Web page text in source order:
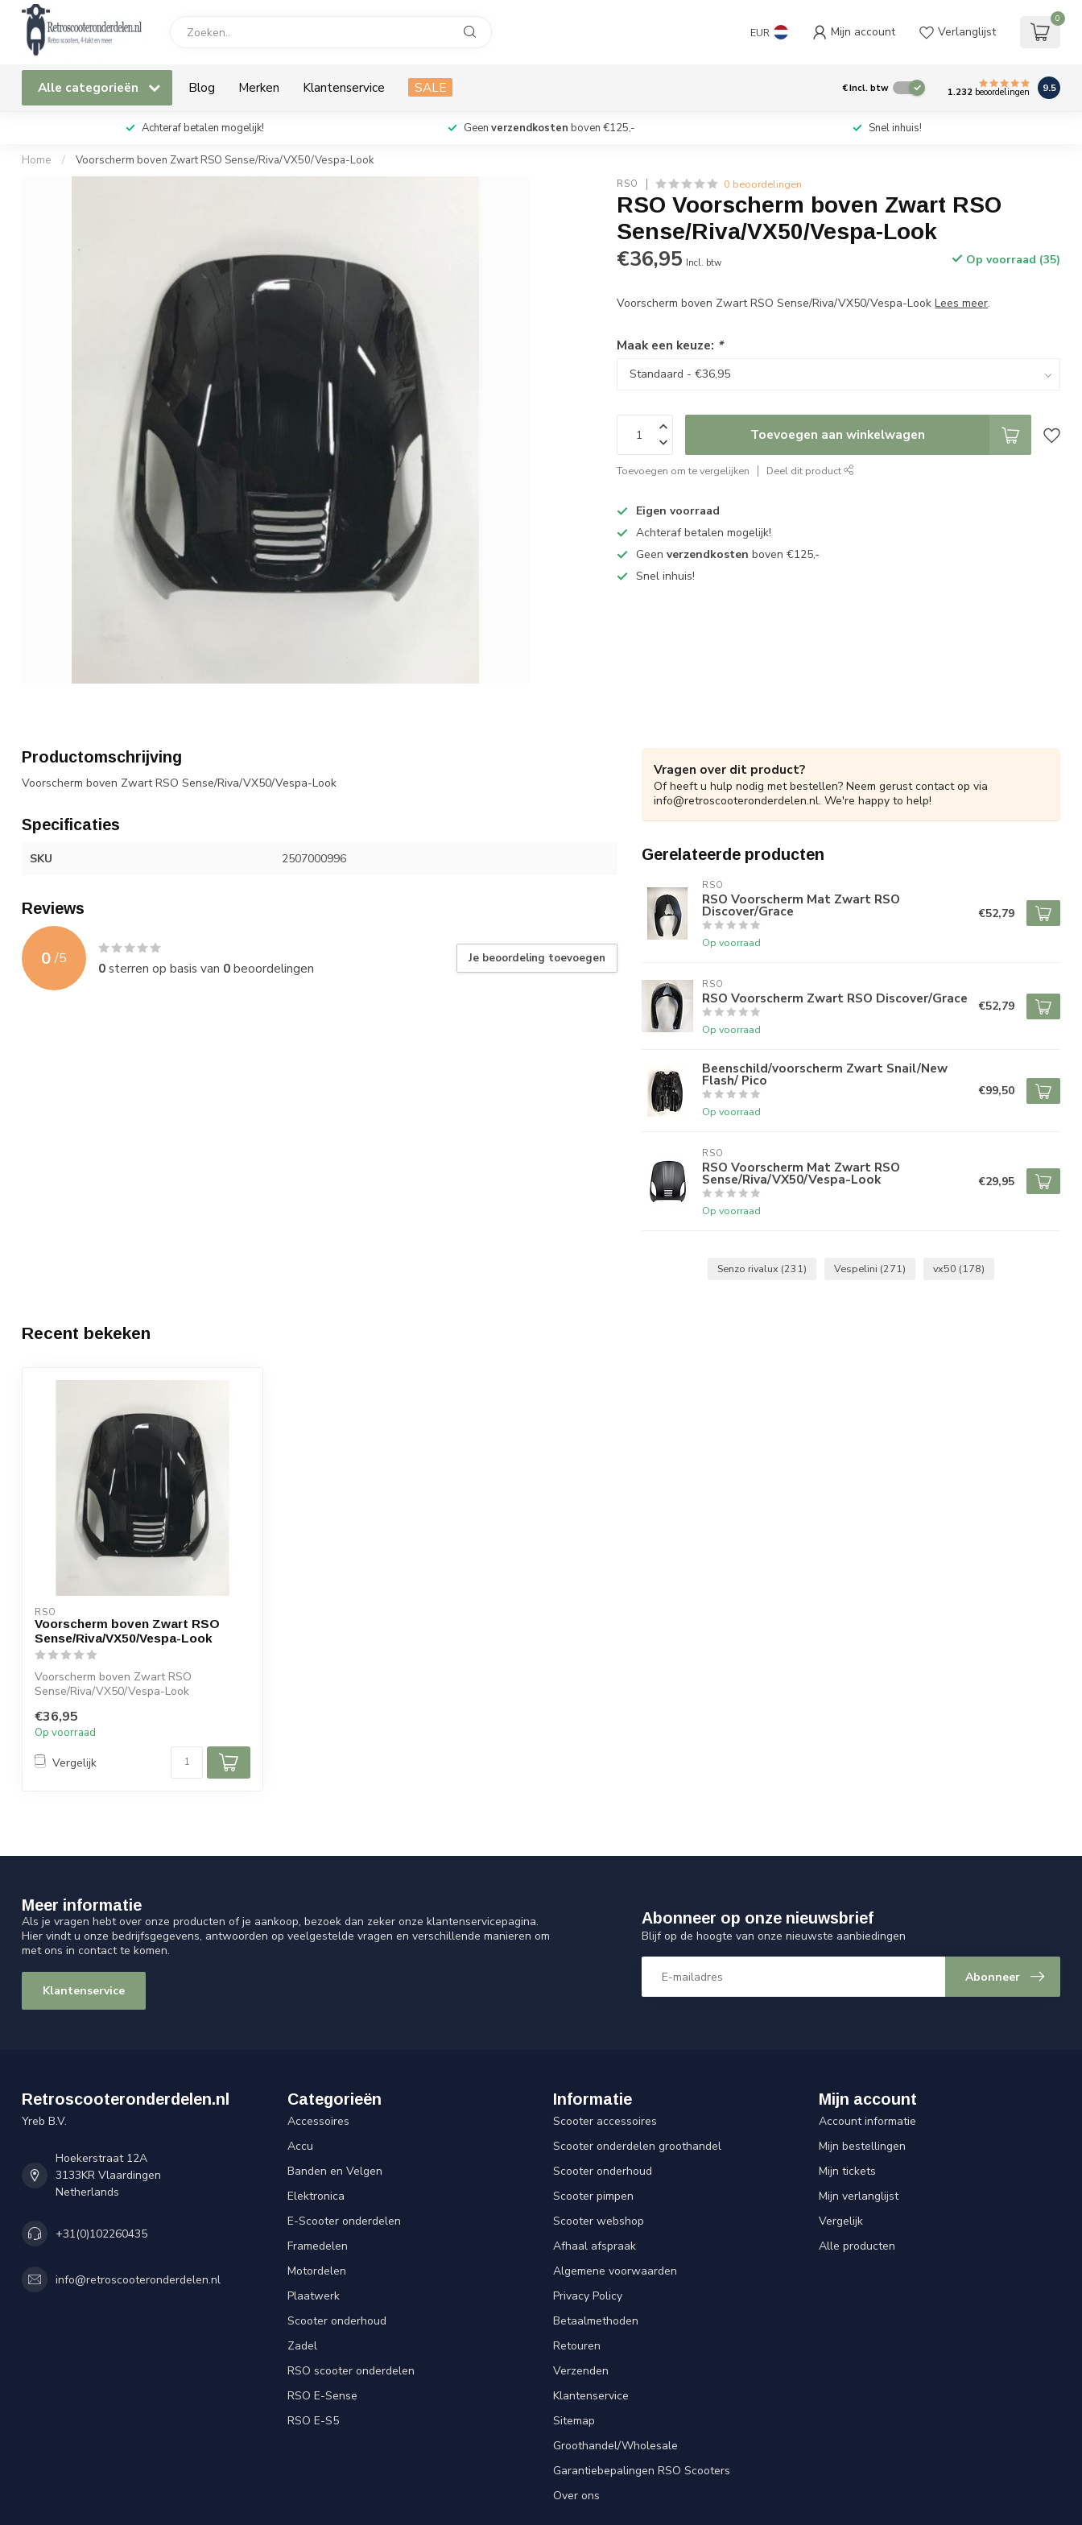
EUR Mijn account Verlanglijst
0
Alle categorieën Blog Merken Klantenservice SALE €Incl. btw 1.232 beoordelingen 9.5
Achteraf betalen mogelijk! Geen verzendkosten boven €125,- Snel inhuis!
Home / Voorscherm boven Zwart RSO Sense/Riva/VX50/Vespa-Look
RSO 0 beoordelingen
RSO Voorscherm boven Zwart RSO
Sense/Riva/VX50/Vespa-Look
€36,95 Incl. btw Op voorraad (35)
Voorscherm boven Zwart RSO Sense/Riva/VX50/Vespa-LookLees meer.
Maak een keuze: *
Toevoegen aan winkelwagen
Toevoegen om te vergelijken Deel dit product
Eigen voorraad
Achteraf betalen mogelijk!
Geenverzendkosten boven €125,-
Snel inhuis!
Productomschrijving
Voorscherm boven Zwart RSO Sense/Riva/VX50/Vespa-Look
Specificaties
SKU 2507000996
Reviews
0 /5
0sterren op basis van 0beoordelingen
Je beoordeling toevoegen
Vragen over dit product?
Of heeft u hulp nodig met bestellen? Neem gerust contact op via
info@retroscooteronderdelen.nl. We're happy to help!
Gerelateerde producten
RSO
RSO Voorscherm Mat Zwart RSO
Discover/Grace
Op voorraad
€52,79
RSO
RSO Voorscherm Zwart RSO Discover/Grace
Op voorraad
€52,79
Beenschild/voorscherm Zwart Snail/New
Flash/ Pico
Op voorraad
€99,50
RSO
RSO Voorscherm Mat Zwart RSO
Sense/Riva/VX50/Vespa-Look
Op voorraad
€29,95
Senzo rivalux (231) Vespelini (271) vx50 (178)
Recent bekeken
RSO
Voorscherm boven Zwart RSO
Sense/Riva/VX50/Vespa-Look
Voorscherm boven Zwart RSO
Sense/Riva/VX50/Vespa-Look
€36,95
Op voorraad
Vergelijk
Meer informatie
Als je vragen hebt over onze producten of je aankoop, bezoek dan zeker onze klantenservicepagina.
Hier vindt u onze bedrijfsgegevens, antwoorden op veelgestelde vragen en verschillende manieren om
met ons in contact te komen.
Klantenservice
Abonneer op onze nieuwsbrief
Blijf op de hoogte van onze nieuwste aanbiedingen
Abonneer
Retroscooteronderdelen.nl
Yreb B.V.
Hoekerstraat 12A
3133KR Vlaardingen
Netherlands
+31(0)102260435
info@retroscooteronderdelen.nl
Categorieën
Accessoires
Accu
Banden en Velgen
Elektronica
E-Scooter onderdelen
Framedelen
Motordelen
Plaatwerk
Scooter onderhoud
Zadel
RSO scooter onderdelen
RSO E-Sense
RSO E-S5
Informatie
Scooter accessoires
Scooter onderdelen groothandel
Scooter onderhoud
Scooter pimpen
Scooter webshop
Afhaal afspraak
Algemene voorwaarden
Privacy Policy
Betaalmethoden
Retouren
Verzenden
Klantenservice
Sitemap
Groothandel/Wholesale
Garantiebepalingen RSO Scooters
Over ons
Mijn account
Account informatie
Mijn bestellingen
Mijn tickets
Mijn verlanglijst
Vergelijk
Alle producten